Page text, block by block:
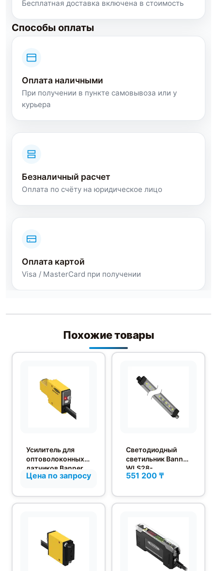
Бесплатная доставка включена в стоимость
Способы оплаты
Оплата наличными
При получении в пункте самовывоза или у
курьера
Безналичный расчет
Оплата по счёту на юридическое лицо
Оплата картой
Visa / MasterCard при получении
Похожие товары
Усилитель для
оптоволоконных
датчиков Banner
SM312FVBMHS
Цена по запросу
Светодиодный
светильник Banner
WLS28-
2CW1130DXQ
551 200 ₸